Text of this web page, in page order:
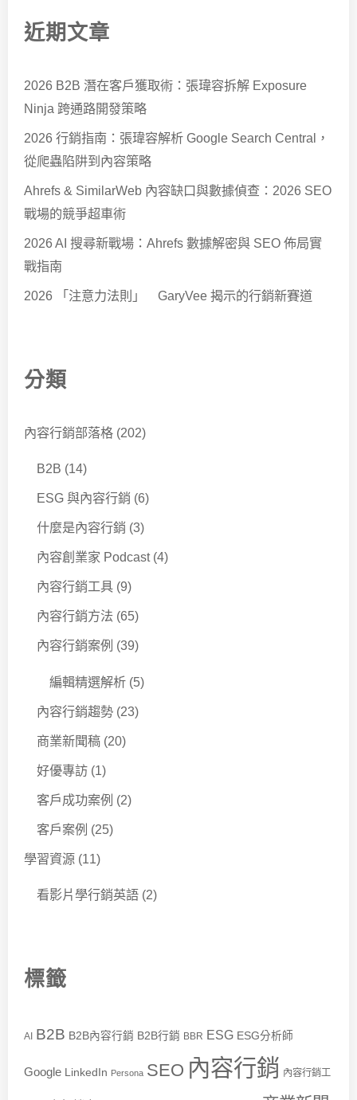
近期文章
2026 B2B 潛在客戶獲取術：張瑋容拆解 Exposure
Ninja 跨通路開發策略
2026 行銷指南：張瑋容解析 Google Search Central，
從爬蟲陷阱到內容策略
Ahrefs & SimilarWeb 內容缺口與數據偵查：2026 SEO
戰場的競爭超車術
2026 AI 搜尋新戰場：Ahrefs 數據解密與 SEO 佈局實
戰指南
2026 「注意力法則」 GaryVee 揭示的行銷新賽道
分類
內容行銷部落格 (202)
B2B (14)
ESG 與內容行銷 (6)
什麼是內容行銷 (3)
內容創業家 Podcast(4)
內容行銷工具 (9)
內容行銷方法 (65)
內容行銷案例 (39)
編輯精選解析 (5)
內容行銷趨勢 (23)
商業新聞稿 (20)
好優專訪 (1)
客戶成功案例 (2)
客戶案例 (25)
學習資源 (11)
看影片學行銷英語 (2)
標籤
AI B2B B2B內容行銷 B2B行銷 BBR ESG ESG分析師
Google LinkedIn Persona SEO 內容行銷 內容行銷工